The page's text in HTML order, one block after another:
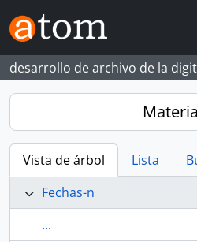
Skip to main content
desarrollo de archivo de la
Vista de árbol Lista
Fechas-n
...